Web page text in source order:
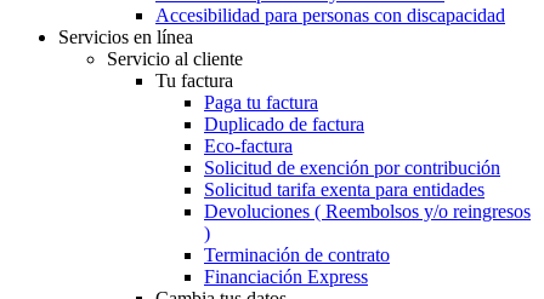
Accesibilidad para personas con discapacidad
Servicios en línea
Servicio al cliente
Tu factura
Paga tu factura
Duplicado de factura
Eco-factura
Solicitud de exención por contribución
Solicitud tarifa exenta para entidades
Devoluciones ( Reembolsos y/o reingresos
)
Terminación de contrato
Financiación Express